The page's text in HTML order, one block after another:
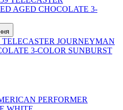
TELECASTER JOURNEYMAN
3-COLOR SUNBURST